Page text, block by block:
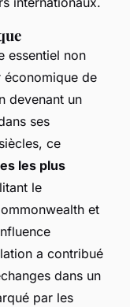
essentiel non
économique de
devenant un
ses
ce
les plus
le
et
a contribué
dans un
par les